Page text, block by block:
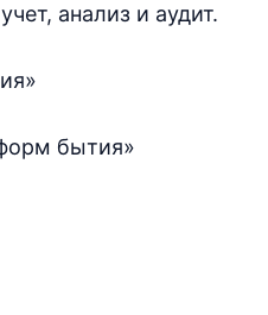
анализ и аудит.
бытия»